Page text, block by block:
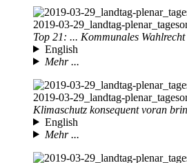
2019-03-29 _landtag-
Top 21: ... Kommunales
English
Mehr ...
2019-03-29 _landtag-
Klimaschutz konsequent voran
English
Mehr ...